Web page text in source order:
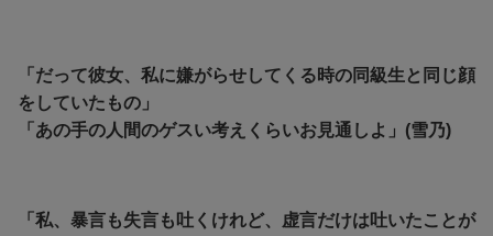
「だって彼女、私に嫌がらせしてくる時の同級生と同じ顔
をしていたもの」
「 あの手の人間のゲスい考えくらいお見通しよ」(雪乃)
「私、暴言も失言も吐くけれど、虚言だけは吐いたことが